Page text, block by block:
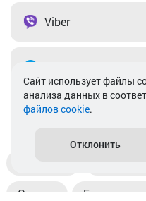
Viber
info@akkamulik.by
Пункты
Оплата
Cайт использует файлы
анализа данных в
файлов cookie.
Отклонить